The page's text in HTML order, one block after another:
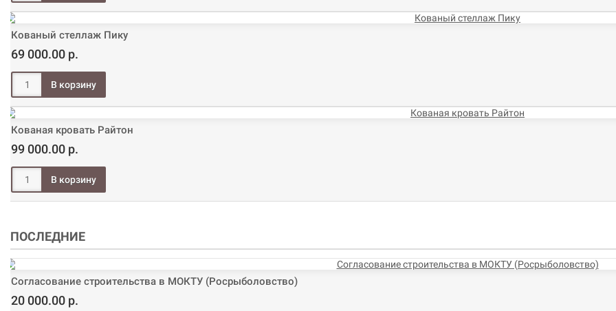
Кованый стеллаж Пику
69 000.00 р.
Кованая кровать Райтон
99 000.00 р.
ПОСЛЕДНИЕ
Согласование строительства в МОКТУ (Росрыболовство)
20 000.00 р.